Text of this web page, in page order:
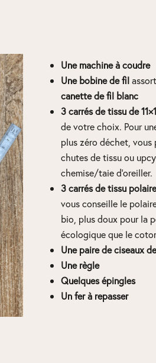
Une machine à coudre
Une bobine de fil
canette de fil blanc
3 carrés de tissu de
de votre choix. Pour
plus zéro déchet,
chutes de tissu ou
chemise/taie d’oreiller.
3 carrés de tissu polaire
vous conseille le
bio, plus doux pour la
écologique que le
Une paire de ciseaux
Une règle
Quelques épingles
Un fer à repasser